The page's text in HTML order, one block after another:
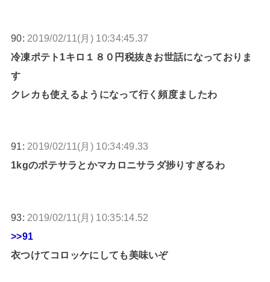
90: 2019/02/11(月) 10:34:45.37
冷凍ポテト1キロ１８０円税抜きお世話になっておりま
す
クレカも使えるようになって行く頻度ましたわ
91: 2019/02/11(月) 10:34:49.33
1kgのポテサラとかマカロニサラダ捗りすぎるわ
93: 2019/02/11(月) 10:35:14.52
>>91
衣つけてコロッケにしても美味いぞ